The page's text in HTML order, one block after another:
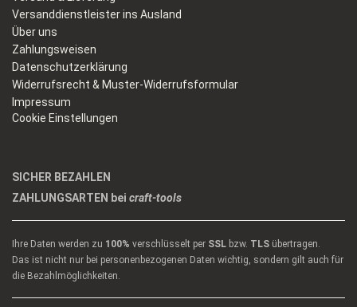
Versanddienstleister ins Ausland
Über uns
Zahlungsweisen
Datenschutzerklärung
Widerrufsrecht & Muster-Widerrufsformular
Impressum
Cookie Einstellungen
SICHER BEZAHLEN
ZAHLUNGSARTEN bei craft-tools
Ihre Daten werden zu 100% verschlüsselt per SSL bzw. TLS übertragen.
Das ist nicht nur bei personenbezogenen Daten wichtig, sondern gilt auch für
die Bezahlmöglichkeiten.